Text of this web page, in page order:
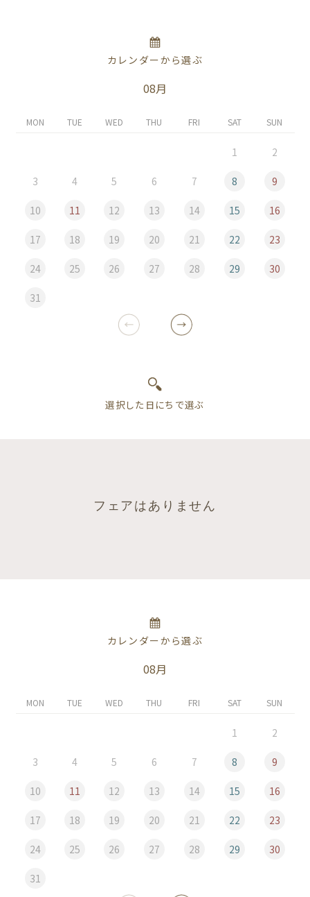
カレンダーから選ぶ
08月
MON TUE WED THU FRI SAT SUN
1 2
3 4 5 6 7 8 9
10 11 12 13 14 15 16
17 18 19 20 21 22 23
24 25 26 27 28 29 30
31
フェアはありません
カレンダーから選ぶ
08月
MON TUE WED THU FRI SAT SUN
1 2
3 4 5 6 7 8 9
10 11 12 13 14 15 16
17 18 19 20 21 22 23
24 25 26 27 28 29 30
31